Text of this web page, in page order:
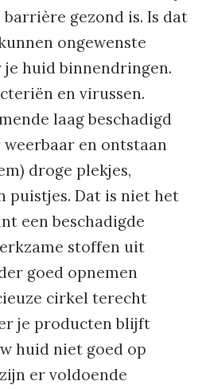
barrière gezond is. Is dat
ongewenste
huid binnendringen.
en virussen.
laag beschadigd
en ontstaan
droge plekjes,
puistjes. Dat is niet het
een beschadigde
stoffen uit
goed opnemen
cirkel terecht
je producten blijft
huid niet goed op
er voldoende